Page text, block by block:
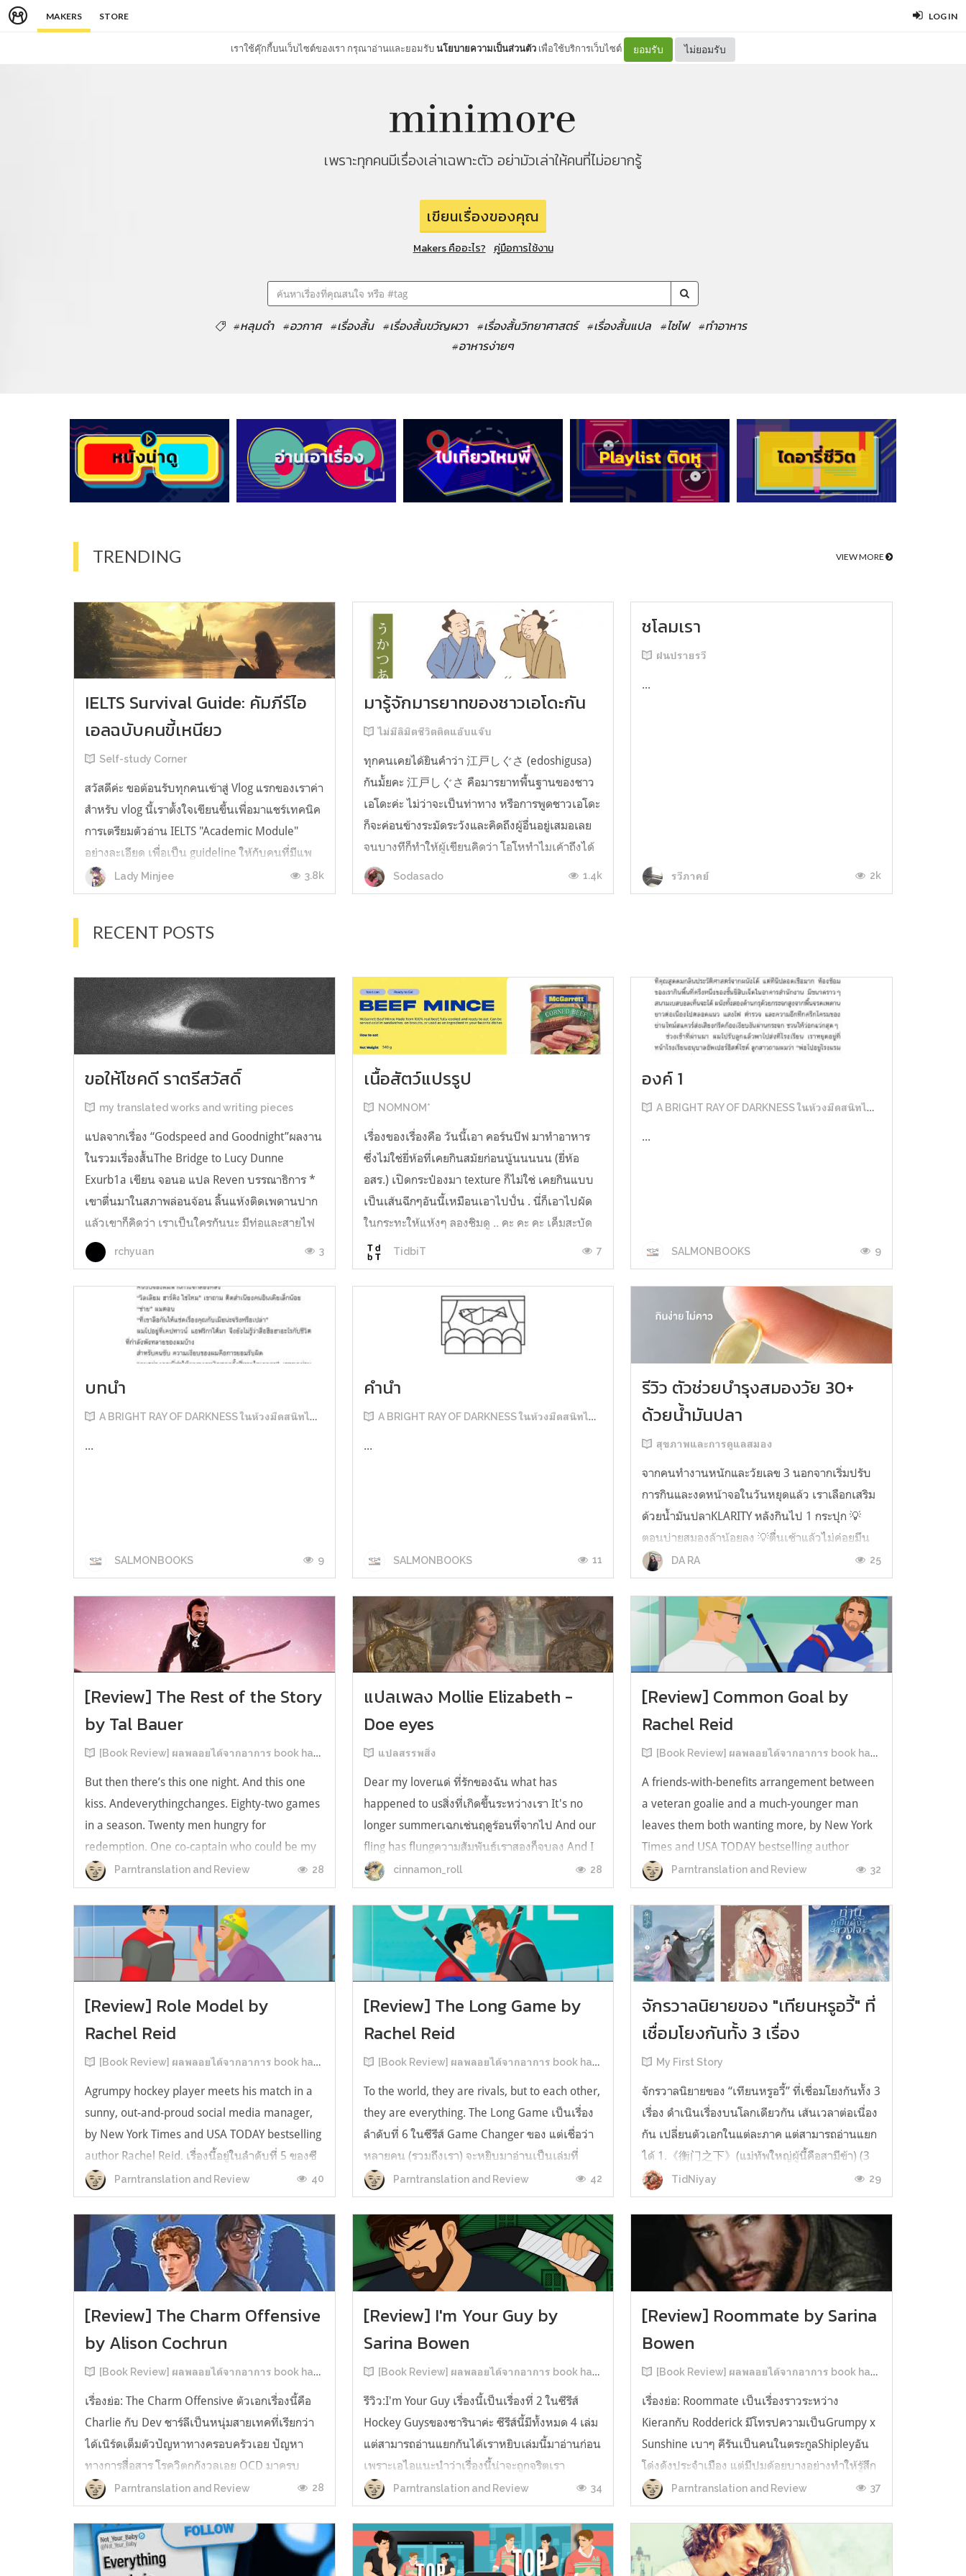
MAKERS STORE LOG IN
เราใช้คุ๊กกี้บนเว็บไซต์ของเรา กรุณาอ่านและยอมรับนโยบายความเป็นส่วนตัว เพื่อใช้บริการเว็บไซต์ ยอมรับ ไม่ยอมรับ
เพราะทุกคนมีเรื่องเล่าเฉพาะตัว อย่ามัวเล่าให้คนที่ไม่อยากรู้
เขียนเรื่องของคุณ
Makers คืออะไร? คู่มือการใช้งาน
#หลุมดำ #อวกาศ #เรื่องสั้น #เรื่องสั้นขวัญผวา #เรื่องสั้นวิทยาศาสตร์ #เรื่องสั้นแปล #ไซไฟ
#ทำอาหาร
#อาหารง่ายๆ
TRENDING VIEW MORE
IELTS Survival Guide: คัมภีร์ไอ
เอลฉบับคนขี้เหนียว
Self-study Corner
สวัสดีค่ะ ขอต้อนรับทุกคนเข้าสู่ Vlog แรกของเราค่า
สำหรับ vlog นี้เราตั้งใจเขียนขึ้นเพื่อมาแชร์เทคนิค
การเตรียมตัวอ่าน IELTS "Academic Module"
อย่างละเอียด เพื่อเป็น guideline ให้กับคนที่มีแพ
ลนจะสอบแต่ไม่รู้ต้องเริ่มตรงไหน หรืออยากจะได้
ข้อมูลเพิ่มเติมมาเสริมความมั่นใจจากที่ตัวเองเรียน
Lady Minjee 3.8k
มารู้จักมารยาทของชาวเอโดะกัน
ไม่มีลิมิตชีวิตติดแอ๊บแจ๊บ
ทุกคนเคยได้ยินคำว่า 江戸しぐさ (edoshigusa)
กันมั้ยคะ 江戸しぐさ คือมารยาทพื้นฐานของชาว
เอโดะค่ะ ไม่ว่าจะเป็นท่าทาง หรือการพูดชาวเอโดะ
ก็จะค่อนข้างระมัดระวังและคิดถึงผู้อื่นอยู่เสมอเลย
จนบางทีก็ทำให้ผู้เขียนคิดว่า โอโหทำไมเค้าถึงได้
คิดถึงคนอื่นได้ขนาดนี้นะอยากรู้มั้ยคะว่าชาวเอโดะ
มารยาทดีขนาดไหน มาลองอ่านกันได้เ...
Sodasado 1.4k
ชโลมเรา
ฝนปรายรวี
...
รวีภาคย์ 2k
RECENT POSTS
ขอให้โชคดี ราตรีสวัสดิ์
my translated works and writing pieces
แปลจากเรื่อง “Godspeed and Goodnight”ผลงาน
ในรวมเรื่องสั้นThe Bridge to Lucy Dunne
Exurb1a เขียน จอนอ แปล Reven บรรณาธิการ *
เขาตื่นมาในสภาพล่อนจ้อน ลิ้นแห้งติดเพดานปาก
แล้วเขาก็คิดว่า เราเป็นใครกันนะ มีท่อและสายไฟ
อยู่ในตัว เกิดความรู้สึกอยากฉี่ และแม้ตัวเขาจะ
เหยียดตรง ก็มีแต่ความมืดมิดอยู่เบื้องหน้...
rchyuan 3
เนื้อสัตว์แปรรูป
NOMNOM*
เรื่องของเรื่องคือ วันนี้เอา คอร์นบีฟ มาทำอาหาร
ซึ่งไม่ใช่ยี่ห้อที่เคยกินสมัยก่อนนู้นนนนน (ยี่ห้อ
อสร.) เปิดกระป๋องมา texture ก็ไม่ใช่ เคยกินแบบ
เป็นเส้นฉีกๆอันนี้เหมือนเอาไปปั่น . นี่ก็เอาไปผัด
ในกระทะให้แห้งๆ ลองชิมดู .. คะ คะ คะ เค็มสะบัด
O o" ... แบบใช้โควต้ากินโซเดียมทั้งสัปดาห์
ต้องหาผักนึ่ง ...
TidbiT 7
องค์ 1
A BRIGHT RAY OF DARKNESS ในห้วงมืดสนิทไม่มิดแสง
...
SALMONBOOKS 9
บทนำ
A BRIGHT RAY OF DARKNESS ในห้วงมืดสนิทไม่มิดแสง
...
SALMONBOOKS 9
คำนำ
A BRIGHT RAY OF DARKNESS ในห้วงมืดสนิทไม่มิดแสง
...
SALMONBOOKS 11
รีวิว ตัวช่วยบำรุงสมองวัย 30+
ด้วยน้ำมันปลา
สุขภาพและการดูแลสมอง
จากคนทำงานหนักและวัยเลข 3 นอกจากเริ่มปรับ
การกินและงดหน้าจอในวันหยุดแล้ว เราเลือกเสริม
ด้วยน้ำมันปลาKLARITY หลังกินไป 1 กระปุก 💡
ตอนบ่ายสมองล้าน้อยลง 💡ตื่นเช้าแล้วไม่ค่อยมึน
หัว 💡ไอเดียไม่ตัน ยิ่งทำงานสาย Content แนะนำ
ว่าควรมี ชอบตรงที่ไม่มีกลิ่นคาวเลย กินง่ายสุด
ตั้งแต่เคยกินน้ำมันปลามาเลย ใครที่เคยกิ...
DA RA 25
[Review] The Rest of the Story
by Tal Bauer
[Book Review] ผลพลอยได้จากอาการ book hangover หลังอ่านสารพัน MM Romance
But then there’s this one night. And this one
kiss. Andeverythingchanges. Eighty-two games
in a season. Twenty men hungry for
redemption. One co-captain who could be my
forever. This is the rest of the story. หลังอ่าน
แบบฟีลกู้ดติดๆ กันแล้ว เลยอยากได้ความแสบ
ทรวงในชีวิตบ้าง (หาเรื่อง!) เล่มนี้คู่หูเอ...
Parntranslation and Review 28
แปลเพลง Mollie Elizabeth -
Doe eyes
แปลสรรพสิ่ง
Dear my loverแด่ ที่รักของฉัน what has
happened to usสิ่งที่เกิดขึ้นระหว่างเรา It's no
longer summerเฉกเช่นฤดูร้อนที่จากไป And our
fling has flungความสัมพันธ์เราสองก็จบลง And I
still spin your recordsแต่ฉันยังเล่นเพลงโปรดของ
คุณบนแผ่นเสียงไวนิล And You still feel like
homeในใจฉัน ตัวตนคุณก็ยังอบอ...
cinnamon_roll 28
[Review] Common Goal by
Rachel Reid
[Book Review] ผลพลอยได้จากอาการ book hangover หลังอ่านสารพัน MM Romance
A friends-with-benefits arrangement between
a veteran goalie and a much-younger man
leaves them both wanting more, by New York
Times and USA TODAY bestselling author
Rachel Reid. เป็นเรื่องลำดับที่ 4ในซีรีส์ Game
Changer และเป็นเล่มที่ 4 ที่เราหยิบมาอ่าน ใน
ที่สุดลำดับเรื่องกับลำดับที่หยิบอ่านก็ตรงกั...
Parntranslation and Review 32
[Review] Role Model by
Rachel Reid
[Book Review] ผลพลอยได้จากอาการ book hangover หลังอ่านสารพัน MM Romance
Agrumpy hockey player meets his match in a
sunny, out-and-proud social media manager,
by New York Times and USA TODAY bestselling
author Rachel Reid. เรื่องนี้อยู่ในลำดับที่ 5 ของซี
รีส์ Game Changer แต่เป็นเรื่องที่ 3 ที่เราหยิบมา
อ่าน เพราะเห็นว่าเป็นเรื่องในไทม์ไลน์เดียวกันกับ
TheLong Game ประกอบกั...
Parntranslation and Review 40
[Review] The Long Game by
Rachel Reid
[Book Review] ผลพลอยได้จากอาการ book hangover หลังอ่านสารพัน MM Romance
To the world, they are rivals, but to each other,
they are everything. The Long Game เป็นเรื่อง
ลำดับที่ 6 ในซีรีส์ Game Changer ของ แต่เชื่อว่า
หลายคน (รวมถึงเรา) จะหยิบมาอ่านเป็นเล่มที่
2หลังจากอ่าน Heated Rivalry มา555 เรื่องย่อ:
The Long Game เล่ม Long Game นี่จะเป็น
ประมาณ2 ปีหลังจาก HR จะดำเนินเ...
Parntranslation and Review 42
จักรวาลนิยายของ "เทียนหรูอวี้" ที่
เชื่อมโยงกันทั้ง 3 เรื่อง
My First Story
จักรวาลนิยายของ “เทียนหรูอวี้” ที่เชื่อมโยงกันทั้ง 3
เรื่อง ดำเนินเรื่องบนโลกเดียวกัน เส้นเวลาต่อเนื่อง
กัน เปลี่ยนตัวเอกในแต่ละภาค แต่สามารถอ่านแยก
ได้ 1.《衡门之下》(แม่ทัพใหญ่ผู้นี้คือสามีข้า) (3
เล่มจบ) เป็นเรื่องที่เกิดก่อน เล่าเรื่องของ ฝูถิง กับ
หลี่ชีฉือ ที่ต้องแต่งงานกันก่อนจะใช้ชีวิตห่างไกล
TidNiyay 29
[Review] The Charm Offensive
by Alison Cochrun
[Book Review] ผลพลอยได้จากอาการ book hangover หลังอ่านสารพัน MM Romance
เรื่องย่อ: The Charm Offensive ตัวเอกเรื่องนี้คือ
Charlie กับ Dev ชาร์ลีเป็นหนุ่มสายเทคที่เรียกว่า
ได้เนิร์ดเต็มตัวปัญหาทางครอบครัวเอย ปัญหา
ทางการสื่อสาร โรควิตกกังวลเอย OCD มาครบ
เรียกได้ว่าครบองค์ประกอบความโอตะ เขาทั้งไม่
เชื่อในรักแท้ ไม่เคยมีความสัมพันธ์ในเชิงโรแมนติก
กับใคร หรืออาจเรียกว่าไม่เคยรู...
Parntranslation and Review 28
[Review] I'm Your Guy by
Sarina Bowen
[Book Review] ผลพลอยได้จากอาการ book hangover หลังอ่านสารพัน MM Romance
รีวิว:I'm Your Guy เรื่องนี้เป็นเรื่องที่ 2 ในซีรีส์
Hockey Guysของซารินาค่ะ ซีรีส์นี้มีทั้งหมด 4 เล่ม
แต่สามารถอ่านแยกกันได้เราหยิบเล่มนี้มาอ่านก่อน
เพราะเอไอแนะนำว่าเรื่องนี้น่าจะถูกจริตเรา
มากกว่า555 เรื่องนี้เป็นเรื่องราวของ TOMMASO
นักกีฬาฮอกกี้ NHL กับ Carter มัณฑนากรมือฉมัง
ทอมมาโซเพิ่งโดนเทร...
Parntranslation and Review 34
[Review] Roommate by Sarina
Bowen
[Book Review] ผลพลอยได้จากอาการ book hangover หลังอ่านสารพัน MM Romance
เรื่องย่อ: Roommate เป็นเรื่องราวระหว่าง
Kieranกับ Rodderick มีโทรปความเป็นGrumpy x
Sunshine เบาๆ คีรันเป็นคนในตระกูลShipleyอัน
โด่งดังประจำเมือง แต่มีปมด้อยบางอย่างทำให้รู้สึก
ว่าพ่อรักพี่ชายมากกว่าตัวเองเสมอ จึงดิ้นรนอยาก
ออกมาอยู่คนเดียวเพื่อให้หลุดจากอิทธิพลของที่
บ้าน และไล่ตามความฝันการเป็นกราฟฟิ...
Parntranslation and Review 37